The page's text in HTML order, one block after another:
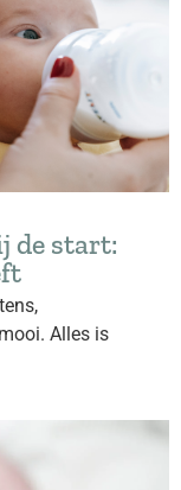
de start:
Alles is